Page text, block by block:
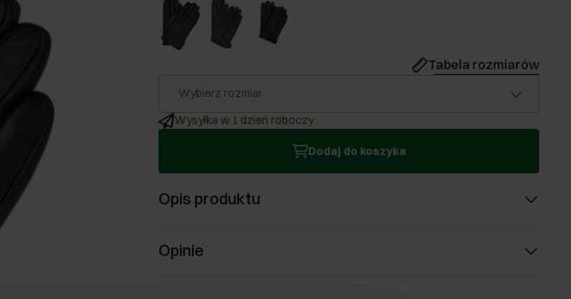
Tabela rozmiarów
Wybierz rozmiar
Wysyłka w 1 dzień roboczy
Dodaj do koszyka
Opis produktu
Opinie